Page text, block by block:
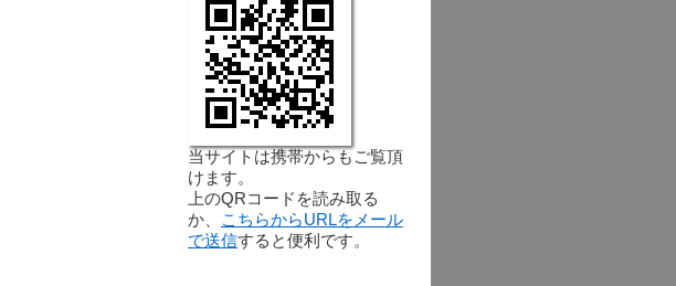
当サイトは携帯からもご覧頂
けます。
上のQRコードを読み取る
か、
こちらからURLをメール
で送信すると便利です。